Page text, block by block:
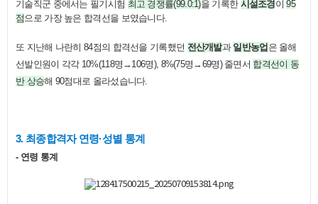
기술직군 중에서는 필기시험 최고 경쟁률(99.0:1)을 기록한 시설조경이95
점 으로 가장 높은 합격선을 보였습니다.
또 지난해 나란히 84점의 합격선을 기록했던 전산개발과 일반농업 은 올해
선발인원이 각각 10%(118명→106명), 8%(75명→69명) 줄면서 합격선이 동
반 상승해 90점대로 올라섰습니다.
3. 최종합격자 연령·성별 통계
- 연령 통계